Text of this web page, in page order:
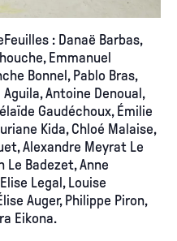
: Danaë Barbas,
Emmanuel
Bonnel, Pablo Bras,
Antoine Denoual,
Gaudéchoux, Émilie
Kida, Chloé Malaise,
Alexandre Meyrat Le
Le Badezet, Anne
Legal, Louise
Auger, Philippe Piron,
Eikona.